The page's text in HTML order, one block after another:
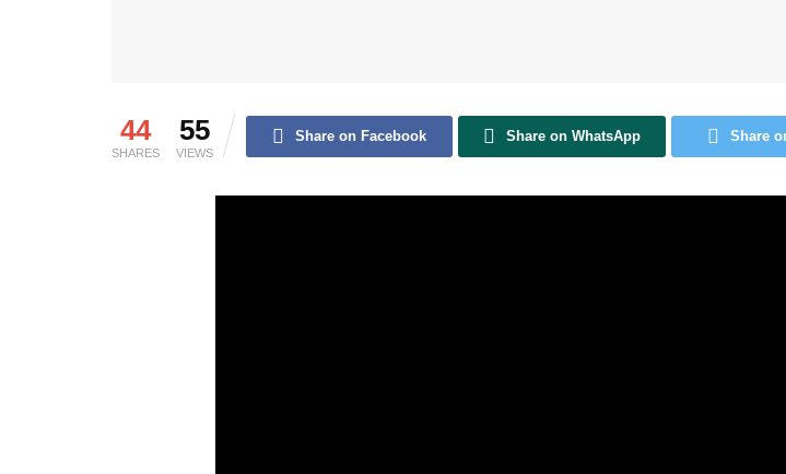
44
SHARES
55
VIEWS
Share on Facebook Share on WhatsApp Share